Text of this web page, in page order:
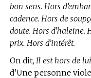
bon sens. Hors
cadence. Hors de
doute. Hors d’haleine.
prix. Hors d’intérêt.
On dit, Il est hors de
d’Une personne